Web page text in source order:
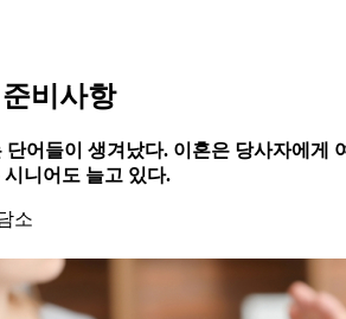
비사항
단어들이 생겨났다. 이혼은 당사자에
니어도 늘고 있다.
소